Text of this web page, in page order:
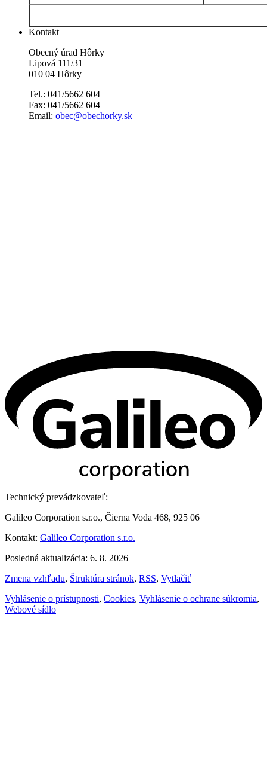
Kontakt
Obecný úrad Hôrky
Lipová 111/31
010 04 Hôrky
Tel.: 041/5662 604
Fax: 041/5662 604
Email: obec@obechorky.sk
Technický prevádzkovateľ:
Galileo Corporation s.r.o., Čierna Voda 468, 925 06
Kontakt: Galileo Corporation s.r.o.
Posledná aktualizácia: 6. 8. 2026
Zmena vzhľadu, Štruktúra stránok, RSS, Vytlačiť
Vyhlásenie o prístupnosti, Cookies, Vyhlásenie o ochrane súkromia,
Webové sídlo